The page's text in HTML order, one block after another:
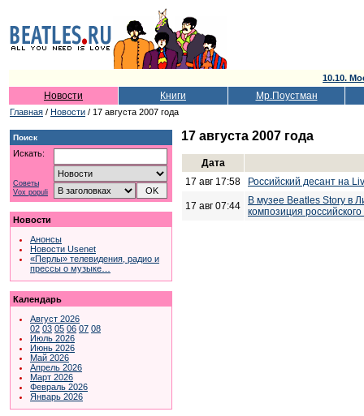
10.10.
Новости Книги Мр.Поустман
Главная / Новости / 17 августа 2007 года
Поиск
Искать:
Советы
Vox populi
Новости
Анонсы
Новости Usenet
«Перлы» телевидения, радио и
прессы о музыке…
Календарь
Август 2026
02 03 05 06 07 08
Июль 2026
Июнь 2026
Май 2026
Апрель 2026
Март 2026
Февраль 2026
Январь 2026
17 августа 2007 года
Дата
17 авг 17:58
Российский десант на
17 авг 07:44
В музее Beatles Story в
композиция